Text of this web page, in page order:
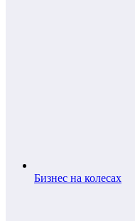
Бизнес на колесах